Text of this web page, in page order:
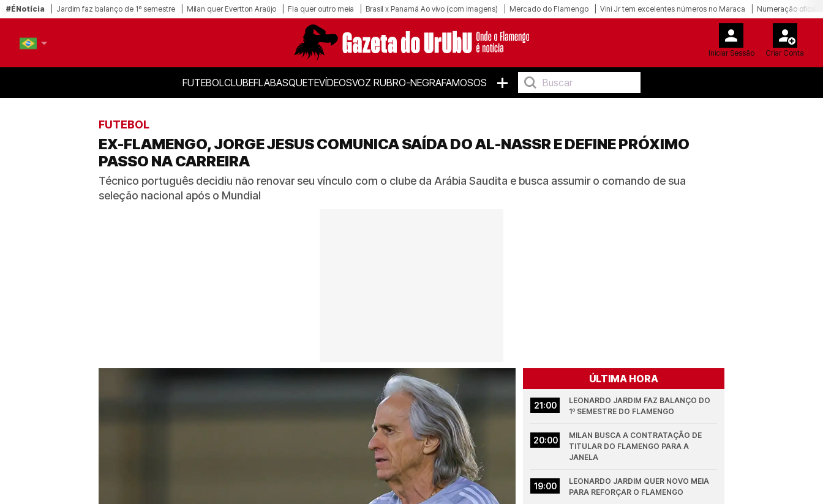
#ÉNotícia Jardim faz balanço de 1º semestre Milan quer Evertton Araújo Fla quer outro meia Brasil x Panamá Ao vivo (com imagens) Mercado do Flamengo Vini Jr tem excelentes números no Maraca Numeração oficial
Iniciar Sessão Criar Conta
FUTEBOLCLUBEFLABASQUETEVÍDEOSVOZ RUBRO-NEGRAFAMOSOS +
FUTEBOL
EX-FLAMENGO, JORGE JESUS COMUNICA SAÍDA DO AL-NASSR E DEFINE PRÓXIMO
PASSO NA CARREIRA
Técnico português decidiu não renovar seu vínculo com o clube da Arábia Saudita e busca assumir o comando de sua
seleção nacional após o Mundial
ÚLTIMA HORA
21:00
LEONARDO JARDIM FAZ BALANÇO DO
1º SEMESTRE DO FLAMENGO
20:00
MILAN BUSCA A CONTRATAÇÃO DE
TITULAR DO FLAMENGO PARA A
JANELA
19:00
LEONARDO JARDIM QUER NOVO MEIA
PARA REFORÇAR O FLAMENGO